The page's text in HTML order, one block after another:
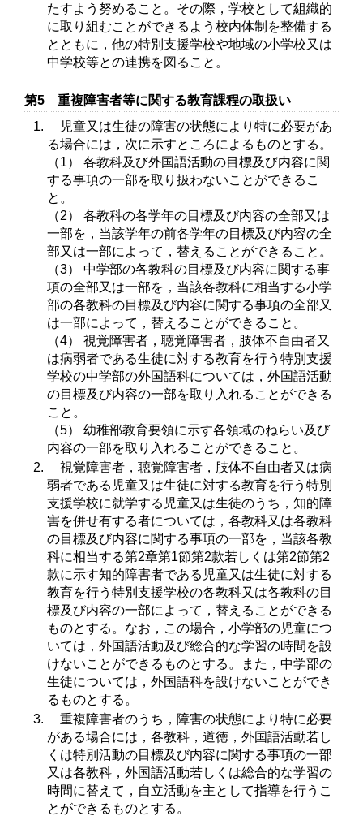
たすよう努めること。その際，学校として組織的
に取り組むことができるよう校内体制を整備する
とともに，他の特別支援学校や地域の小学校又は
中学校等との連携を図ること。
第5 重複障害者等に関する教育課程の取扱い
児童又は生徒の障害の状態により特に必要があ
る場合には，次に示すところによるものとする。
（1） 各教科及び外国語活動の目標及び内容に関
する事項の一部を取り扱わないことができるこ
と。
（2） 各教科の各学年の目標及び内容の全部又は
一部を，当該学年の前各学年の目標及び内容の全
部又は一部によって，替えることができること。
（3） 中学部の各教科の目標及び内容に関する事
項の全部又は一部を，当該各教科に相当する小学
部の各教科の目標及び内容に関する事項の全部又
は一部によって，替えることができること。
（4） 視覚障害者，聴覚障害者，肢体不自由者又
は病弱者である生徒に対する教育を行う特別支援
学校の中学部の外国語科については，外国語活動
の目標及び内容の一部を取り入れることができる
こと。
（5） 幼稚部教育要領に示す各領域のねらい及び
内容の一部を取り入れることができること。
視覚障害者，聴覚障害者，肢体不自由者又は病
弱者である児童又は生徒に対する教育を行う特別
支援学校に就学する児童又は生徒のうち，知的障
害を併せ有する者については，各教科又は各教科
の目標及び内容に関する事項の一部を，当該各教
科に相当する第2章第1節第2款若しくは第2節第2
款に示す知的障害者である児童又は生徒に対する
教育を行う特別支援学校の各教科又は各教科の目
標及び内容の一部によって，替えることができる
ものとする。なお，この場合，小学部の児童につ
いては，外国語活動及び総合的な学習の時間を設
けないことができるものとする。また，中学部の
生徒については，外国語科を設けないことができ
るものとする。
重複障害者のうち，障害の状態により特に必要
がある場合には，各教科，道徳，外国語活動若し
くは特別活動の目標及び内容に関する事項の一部
又は各教科，外国語活動若しくは総合的な学習の
時間に替えて，自立活動を主として指導を行うこ
とができるものとする。